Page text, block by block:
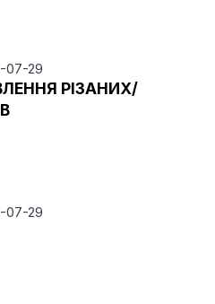
07-29
РІЗАНИХ/
07-29